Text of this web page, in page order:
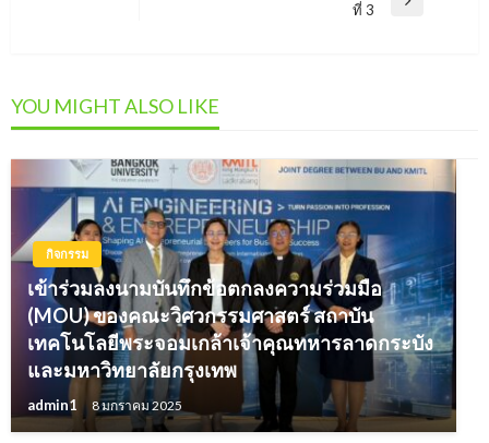
ที่ 3
YOU MIGHT ALSO LIKE
กิจกรรม
เข้าร่วมลงนามบันทึกข้อตกลงความร่วมมือ
(MOU) ของคณะวิศวกรรมศาสตร์ สถาบัน
เทคโนโลยีพระจอมเกล้าเจ้าคุณทหารลาดกระบัง
และมหาวิทยาลัยกรุงเทพ
admin1 8 มกราคม 2025